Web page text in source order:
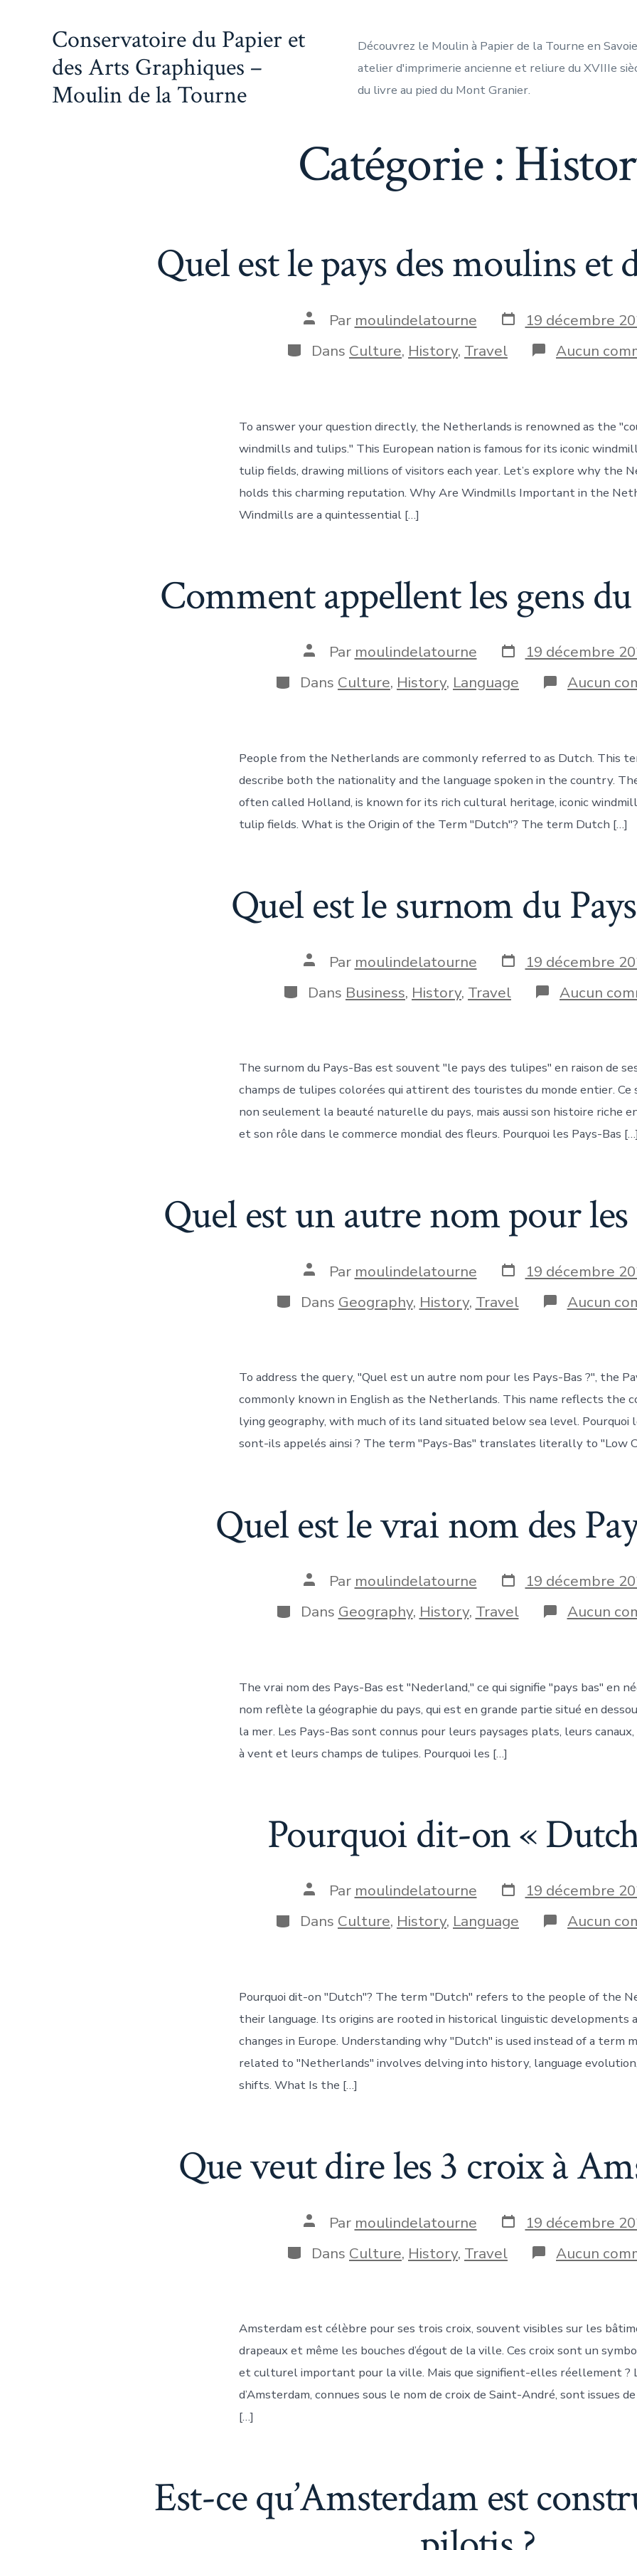
Conservatoire du Papier et
des Arts Graphiques –
Moulin de la Tourne
Découvrez le Moulin à Papier de la Tourne en
atelier d'imprimerie ancienne et reliure du XVIIIe
du livre au pied du Mont Granier.
Catégorie :
Quel est le pays des moulins et
Auteur
la
publication
Par moulindelatourne Date
de
publication
19 décembre
Catégories
Dans Culture, History, Travel Aucun
To answer your question directly, the Netherlands is renowned as the
windmills and tulips." This European nation is famous for its iconic
tulip fields, drawing millions of visitors each year. Let’s explore why the
holds this charming reputation. Why Are Windmills Important in the
Windmills are a quintessential […]
Comment appellent les gens du
Auteur
la
publication
Par moulindelatourne Date
de
publication
19 décembre
Catégories
Dans Culture, History, Language Aucun
People from the Netherlands are commonly referred to as Dutch. This
describe both the nationality and the language spoken in the country.
often called Holland, is known for its rich cultural heritage, iconic
tulip fields. What is the Origin of the Term "Dutch"? The term Dutch […]
Quel est le surnom du
Auteur
la
publication
Par moulindelatourne Date
de
publication
19 décembre
Catégories
Dans Business, History, Travel Aucun
The surnom du Pays-Bas est souvent "le pays des tulipes" en raison de
champs de tulipes colorées qui attirent des touristes du monde entier. Ce
non seulement la beauté naturelle du pays, mais aussi son histoire riche
et son rôle dans le commerce mondial des fleurs. Pourquoi les Pays-Bas […]
Quel est un autre nom pour les
Auteur
la
publication
Par moulindelatourne Date
de
publication
19 décembre
Catégories
Dans Geography, History, Travel Aucun
To address the query, "Quel est un autre nom pour les Pays-Bas ?", the
commonly known in English as the Netherlands. This name reflects the
lying geography, with much of its land situated below sea level. Pourquoi
sont-ils appelés ainsi ? The term "Pays-Bas" translates literally to "Low
Quel est le vrai nom des
Auteur
la
publication
Par moulindelatourne Date
de
publication
19 décembre
Catégories
Dans Geography, History, Travel Aucun
The vrai nom des Pays-Bas est "Nederland," ce qui signifie "pays bas" en
nom reflète la géographie du pays, qui est en grande partie situé en
la mer. Les Pays-Bas sont connus pour leurs paysages plats, leurs
à vent et leurs champs de tulipes. Pourquoi les […]
Pourquoi dit-on «
Auteur
la
publication
Par moulindelatourne Date
de
publication
19 décembre
Catégories
Dans Culture, History, Language Aucun
Pourquoi dit-on "Dutch"? The term "Dutch" refers to the people of the
their language. Its origins are rooted in historical linguistic developments
changes in Europe. Understanding why "Dutch" is used instead of a term
related to "Netherlands" involves delving into history, language
shifts. What Is the […]
Que veut dire les 3 croix à
Auteur
la
publication
Par moulindelatourne Date
de
publication
19 décembre
Catégories
Dans Culture, History, Travel Aucun
Amsterdam est célèbre pour ses trois croix, souvent visibles sur les
drapeaux et même les bouches d’égout de la ville. Ces croix sont un
et culturel important pour la ville. Mais que signifient-elles réellement ?
d’Amsterdam, connues sous le nom de croix de Saint-André, sont issues
[…]
Est-ce qu’Amsterdam est